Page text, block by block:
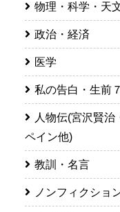
物理・科学・天
政治・経済
医学
私の告白・生前
人物伝(宮沢賢治
ペイン他)
教訓・名言
ノンフィクショ